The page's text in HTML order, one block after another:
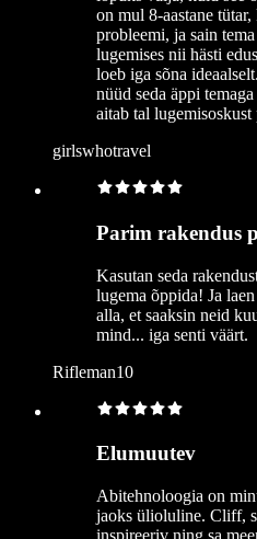
on mul 8-aastane tütar,
probleemi, ja sain
lugemises nii hästi
loeb iga sõna
nüüd seda äppi
aitab tal lugemisoskust
girlswhotravel
Parim rakendus
Kasutan seda
lugema õppida! Ja
alla, et saaksin neid
mind... iga senti väärt.
Rifleman10
Elumuutev
Abitehnoloogia on
jaoks ülioluline. Cliff,
inspireeriv ning sa